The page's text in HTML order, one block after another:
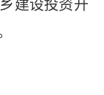
建设投资开